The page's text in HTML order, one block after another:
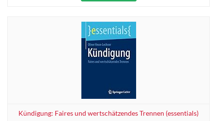
Kündigung: Faires und wertschätzendes Trennen (essentials)